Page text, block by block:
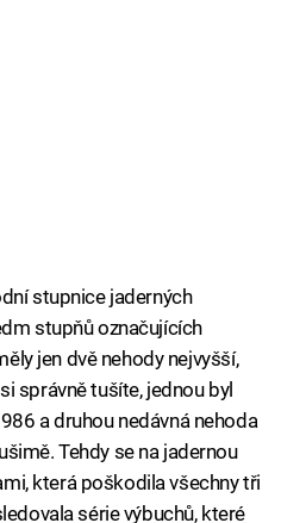
stupnice jaderných
stupňů označujících
jen dvě nehody nejvyšší,
správně tušíte, jednou byl
a druhou nedávná nehoda
Tehdy se na jadernou
která poškodila všechny tři
série výbuchů, které